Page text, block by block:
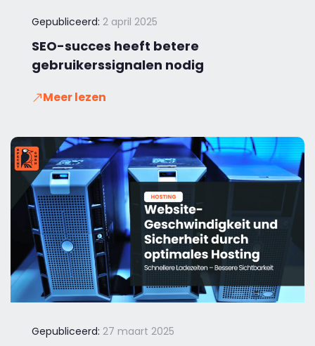
Gepubliceerd: 2 april 2025
SEO-succes heeft betere
gebruikerssignalen nodig
Meer lezen
Gepubliceerd: 27 maart 2025